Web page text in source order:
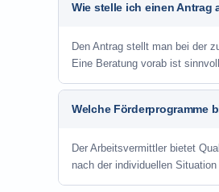
Wie stelle ich einen Antrag
Den Antrag stellt man bei der
Eine Beratung vorab ist
Welche Förderprogramme
Der Arbeitsvermittler bietet
nach der individuellen